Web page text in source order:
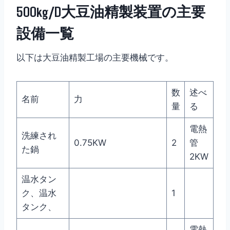
500kg/D大豆油精製装置の主要
設備一覧
以下は大豆油精製工場の主要機械です。
名前 力
数
量
述べ
る
洗練され
た鍋
0.75KW 2
電熱
管
2KW
温水タン
ク、温水
タンク、
1